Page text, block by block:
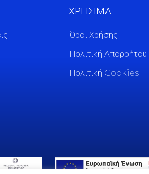
ΧΡΗΣΙΜΑ
Όροι Χρήσης
Πολιτική Απορρήτου
Πολιτική Cookies